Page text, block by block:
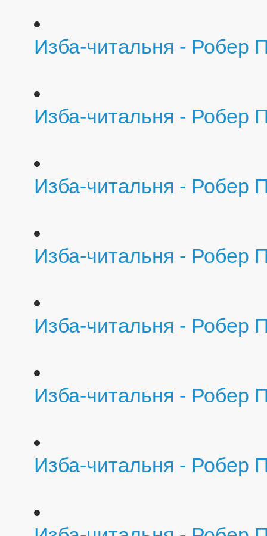
Изба-читальня - Робер
Изба-читальня - Робер
Изба-читальня - Робер
Изба-читальня - Робер
Изба-читальня - Робер
Изба-читальня - Робер
Изба-читальня - Робер